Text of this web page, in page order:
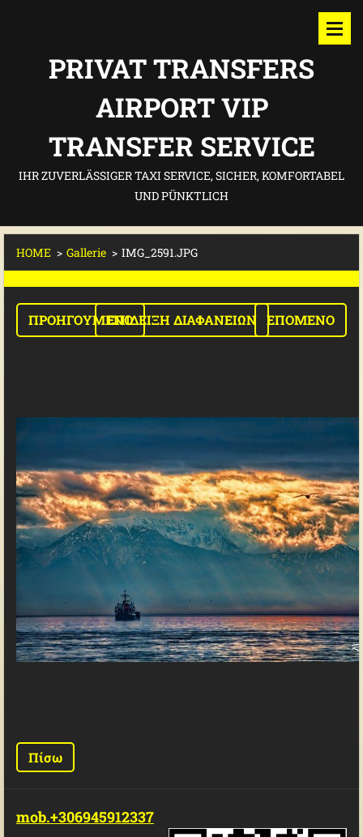
PRIVAT TRANSFERS
AIRPORT VIP
TRANSFER SERVICE
IHR ZUVERLÄSSIGER TAXI SERVICE, SICHER, KOMFORTABEL
UND PÜNKTLICH
HOME > Gallerie > IMG_2591.JPG
ΠΡΟΗΓΟΎΜΕΝΟΕΠΊΔΕΙΞΗ ΔΙΑΦΑΝΕΙΏΝ ΕΠΌΜΕΝΟ
Πίσω
mob.+306945912337